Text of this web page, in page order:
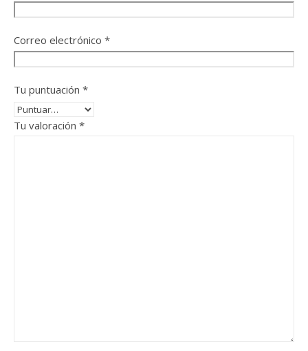
Correo electrónico *
Tu puntuación *
Tu valoración *